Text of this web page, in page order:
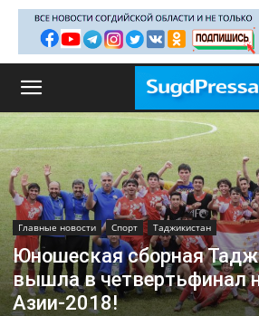
Главные новости Спорт Таджикистан
Юношеская сборная
вышла в четвертьфинал
Азии-2018!